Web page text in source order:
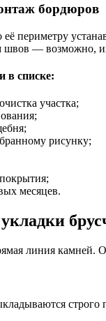
бордюров
её периметру
швов — возможно,
в списке:
участка;
рисунку;
месяцев.
линия камней.